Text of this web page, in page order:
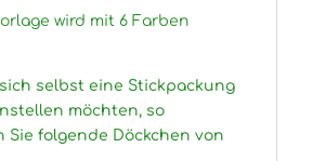
wird mit 6 Farben
sich selbst eine Stickpackung
möchten, so
Sie folgende Döckchen von